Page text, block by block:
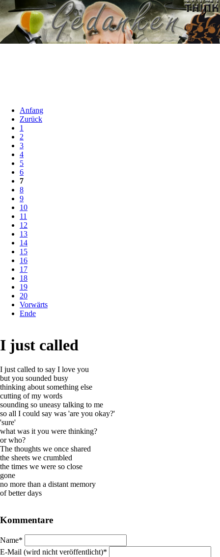
Anfang
Zurück
1
2
3
4
5
6
7
8
9
10
11
12
13
14
15
16
17
18
19
20
Vorwärts
Ende
I just called
I just called to say I love you
but you sounded busy
thinking about something else
cutting of my words
sounding so uneasy talking to me
so all I could say was 'are you okay?'
'sure'
what was it you were thinking?
or who?
The thoughts we once shared
the sheets we crumbled
the times we were so close
gone
no more than a distant memory
of better days
Kommentare
Pflichtfeld
Name*
Pflichtfeld
E-Mail (wird nicht veröffentlicht)*